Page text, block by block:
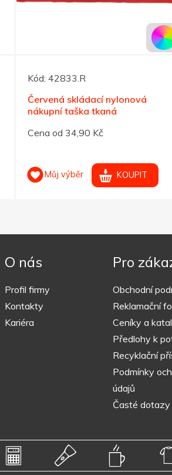
Kód: 42833.R
Červená skládací nylonová
nákupní taška tkaná
Cena od 34,90 Kč
Můj výběr KOUPIT
O nás
Profil firmy
Kontakty
Kariéra
Pro
Obchodní
Reklamační
Ceníky a
Předlohy k
Recyklační
Podmínky
údajů
Časté